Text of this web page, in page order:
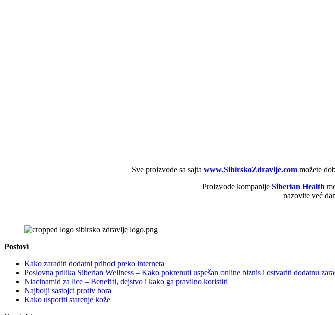
Sve proizvode sa sajta www.SibirskoZdravlje.commožete
Proizvode kompanije Siberian Health
nazovite već
Postovi
Kako zaraditi dodatni prihod preko interneta
Poslovna prilika Siberian Wellness – Kako pokrenuti uspešan online biznis i ostvariti dodatnu
Niacinamid za lice – Benefiti, dejstvo i kako ga pravilno koristiti
Najbolji sastojci protiv bora
Kako usporiti starenje kože